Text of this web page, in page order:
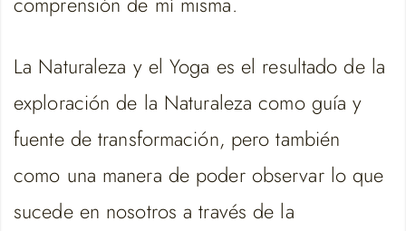
La Naturaleza y el Yoga es el resultado de la
exploración de la Naturaleza como guía y
fuente de transformación, pero también
como una manera de poder observar lo que
sucede en nosotros a través de la